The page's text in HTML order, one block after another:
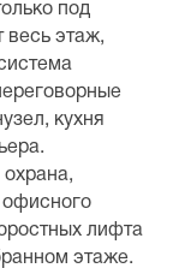
под
весь этаж,
кухня
охрана,
офисного
лифта
этаже.